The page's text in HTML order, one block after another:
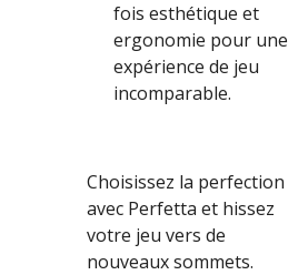
fois esthétique et
ergonomie pour une
expérience de jeu
incomparable.
Choisissez la perfection
avec Perfetta et hissez
votre jeu vers de
nouveaux sommets.